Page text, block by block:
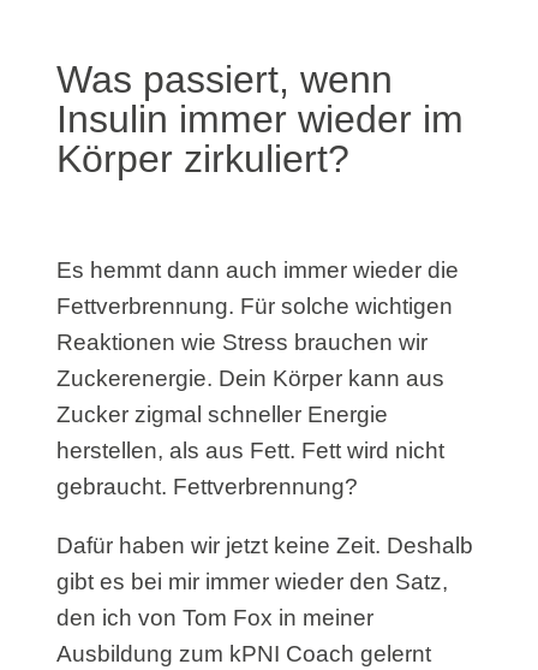
Was passiert, wenn
Insulin immer wieder im
Körper zirkuliert?
Es hemmt dann auch immer wieder die
Fettverbrennung. Für solche wichtigen
Reaktionen wie Stress brauchen wir
Zuckerenergie. Dein Körper kann aus
Zucker zigmal schneller Energie
herstellen, als aus Fett. Fett wird nicht
gebraucht. Fettverbrennung?
Dafür haben wir jetzt keine Zeit. Deshalb
gibt es bei mir immer wieder den Satz,
den ich von Tom Fox in meiner
Ausbildung zum kPNI Coach gelernt